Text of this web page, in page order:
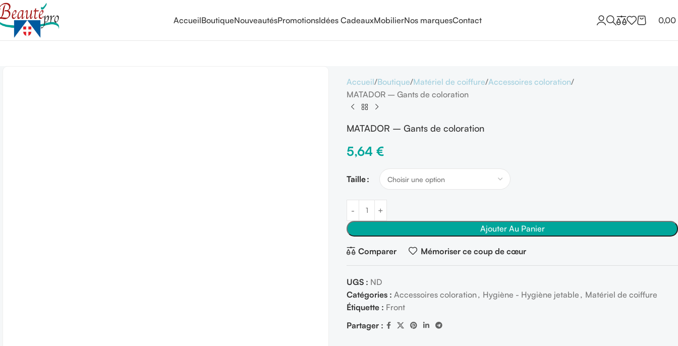
AccueilBoutiqueNouveautésPromotionsIdées CadeauxMobilierNos marquesContact 0,00
Accueil Boutique Matériel de coiffure Accessoires coloration
MATADOR – Gants de coloration
MATADOR – Gants de coloration
5,64 €
Taille
Ajouter Au Panier
Comparer Mémoriser ce coup de cœur
UGS : ND
Catégories : Accessoires coloration, Hygiène - Hygiène jetable , Matériel de coiffure
Étiquette : Front
Partager :